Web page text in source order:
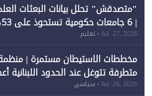
"متصدقش" تحلل بيانات البعثات
|
Jul. 27, 2026- تعليم
مخططات الاستيطان مستمرة |
متطرفة تتوغل عند الحدود اللبنانية
خرق الحدود
Jul. 26, 2026- سياسي